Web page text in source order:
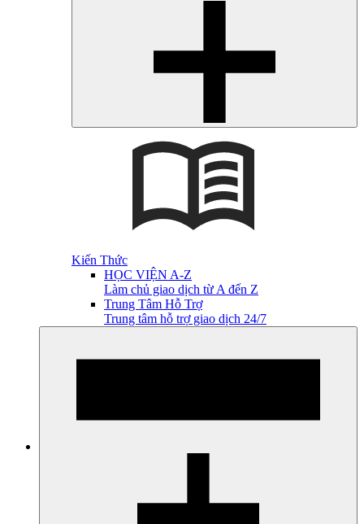
Kiến Thức
HỌC VIỆN A-Z
Làm chủ giao dịch từ A đến Z
Trung Tâm Hỗ Trợ
Trung tâm hỗ trợ giao dịch 24/7